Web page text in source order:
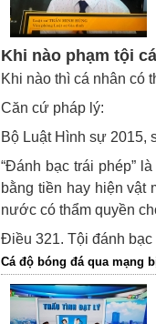
Khi nào phạm tội
Khi nào thì cá nhân có
Căn cứ pháp lý:
Bộ Luật Hình sự 2015,
“Đánh bạc trái phép”
bằng tiền hay hiện
nước có thẩm quyền
Điều 321. Tội đánh bạc
Cá độ bóng đá qua mạng